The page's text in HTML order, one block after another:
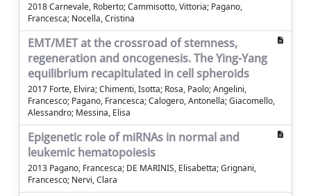
2018 Carnevale, Roberto; Cammisotto, Vittoria; Pagano,
Francesca; Nocella, Cristina
EMT/MET at the crossroad of stemness,
regeneration and oncogenesis. The Ying-Yang
equilibrium recapitulated in cell spheroids
2017 Forte, Elvira; Chimenti, Isotta; Rosa, Paolo; Angelini,
Francesco; Pagano, Francesca; Calogero, Antonella; Giacomello,
Alessandro; Messina, Elisa
Epigenetic role of miRNAs in normal and
leukemic hematopoiesis
2013 Pagano, Francesca; DE MARINIS, Elisabetta; Grignani,
Francesco; Nervi, Clara